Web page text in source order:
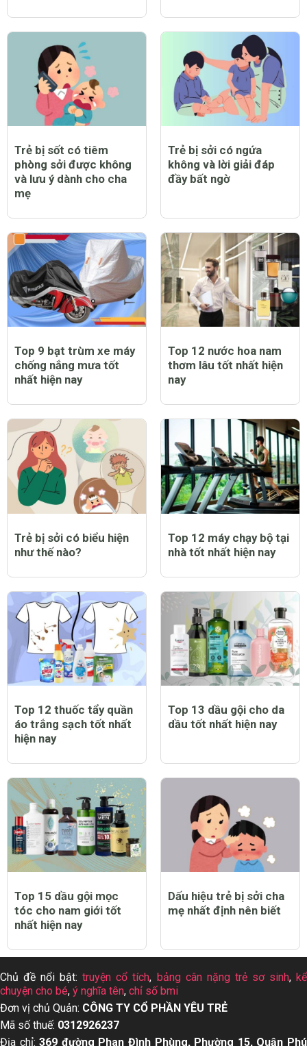
Trẻ bị sốt có tiêm
phòng sởi được không
và lưu ý dành cho cha
mẹ
Trẻ bị sởi có ngứa
không và lời giải đáp
đầy bất ngờ
Top 9 bạt trùm xe máy
chống nắng mưa tốt
nhất hiện nay
Top 12 nước hoa nam
thơm lâu tốt nhất hiện
nay
Trẻ bị sởi có biểu hiện
như thế nào?
Top 12 máy chạy bộ tại
nhà tốt nhất hiện nay
Top 12 thuốc tẩy quần
áo trắng sạch tốt nhất
hiện nay
Top 13 dầu gội cho da
dầu tốt nhất hiện nay
Top 15 dầu gội mọc
tóc cho nam giới tốt
nhất hiện nay
Dấu hiệu trẻ bị sởi cha
mẹ nhất định nên biết
Chủ đề nổi bật:truyện cổ tích, bảng cân nặng trẻ sơ sinh, kể
chuyện cho bé, ý nghĩa tên, chỉ số bmi
Đơn vị chủ Quản: CÔNG TY CỔ PHẦN YÊU TRẺ
Mã số thuế: 0312926237
Địa chỉ:369 đường Phan Đình Phùng, Phường 15, Quận Phú